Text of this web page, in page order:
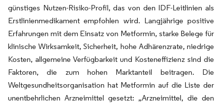
günstiges Nutzen-Risiko-Profil, das von den IDF-Leitlinien als
Erstlinienmedikament empfohlen wird. Langjährige positive
Erfahrungen mit dem Einsatz von Metformin, starke Belege für
klinische Wirksamkeit, Sicherheit, hohe Adhärenzrate, niedrige
Kosten, allgemeine Verfügbarkeit und Kosteneffizienz sind die
Faktoren, die zum hohen Marktanteil beitragen. Die
Weltgesundheitsorganisation hat Metformin auf die Liste der
unentbehrlichen Arzneimittel gesetzt: „Arzneimittel, die den